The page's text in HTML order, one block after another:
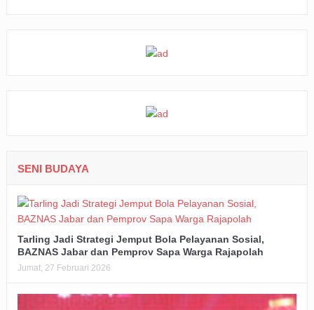
SENI BUDAYA
Tarling Jadi Strategi Jemput Bola Pelayanan Sosial,
BAZNAS Jabar dan Pemprov Sapa Warga Rajapolah
Jumat, 27 Februari 2026